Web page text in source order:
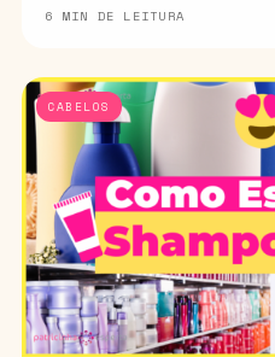
6 MIN DE LEITURA
CABELOS